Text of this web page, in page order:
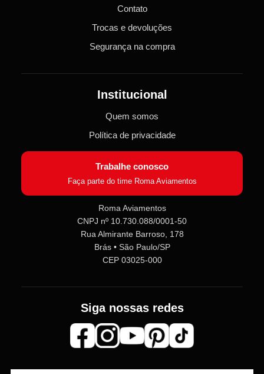
Contato
Trocas e devoluções
Segurança na compra
Institucional
Quem somos
Política de privacidade
Trabalhe conosco
Faça parte do time Roma Aviamentos
Roma Aviamentos
CNPJ nº 10.730.088/0001-50
Rua Almirante Barroso, 178
Brás • São Paulo/SP
CEP 03025-000
Siga nossas redes